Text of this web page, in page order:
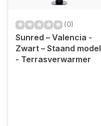
(0)
Sunred – Valencia -
Zwart – Staand model
- Terrasverwarmer